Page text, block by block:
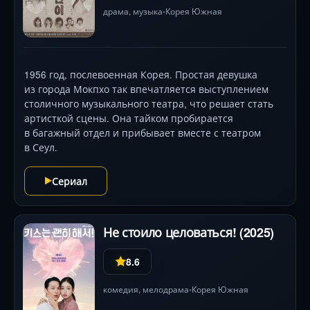
драма, музыка•Корея Южная
1956 год, послевоенная Корея. Простая девушка
из города Мокпхо так впечатляется выступлением
столичного музыкального театра, что решает стать
артисткой сцены. Она тайком пробирается
в багажный отдел и прибывает вместе с театром
в Сеул.
Сериал
Не стоило целоваться! (2025)
8.6
комедия, мелодрама•Корея Южная